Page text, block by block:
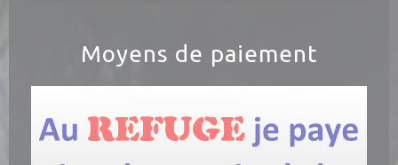
Moyens de paiement